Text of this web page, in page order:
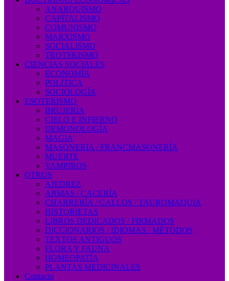
ANARQUISMO
CAPITALISMO
COMUNISMO
MARXISMO
SOCIALISMO
TROTSKISMO
CIENCIAS SOCIALES
ECONOMÍA
POLÍTICA
SOCIOLOGÍA
ESOTERISMO
BRUJERÍA
CIELO E INFIERNO
DEMONOLOGÍA
MAGIA
MASONERÍA / FRANCMASONERÍA
MUERTE
VAMPIROS
OTROS
AJEDREZ
ARMAS / CACERÍA
CHARRERÍA / GALLOS / TAUROMAQUIA
HISTORIETAS
LIBROS DEDICADOS / FIRMADOS
DICCIONARIOS / IDIOMAS / MÉTODOS
TEXTOS ANTIGUOS
FLORA Y FAUNA
HOMEOPATÍA
PLANTAS MEDICINALES
Contacto